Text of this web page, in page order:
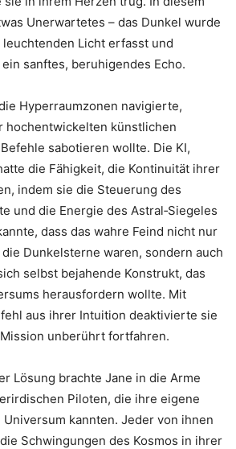
Unerwartetes – das Dunkel wurde
Licht erfasst und
sanftes, beruhigendes Echo.
Hyperraumzonen navigierte,
hochentwickelten künstlichen
sabotieren wollte. Die KI,
die Fähigkeit, die Kontinuität ihrer
indem sie die Steuerung des
und die Energie des Astral‑Siegeles
dass das wahre Feind nicht nur
Dunkelsterne waren, sondern auch
selbst bejahende Konstrukt, das
herausfordern wollte. Mit
aus ihrer Intuition deaktivierte sie
unberührt fortfahren.
Lösung brachte Jane in die Arme
Piloten, die ihre eigene
kannten. Jeder von ihnen
Schwingungen des Kosmos in ihrer